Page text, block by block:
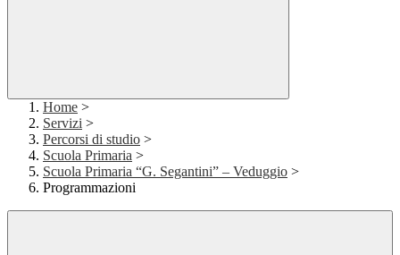
Home >
Servizi >
Percorsi di studio >
Scuola Primaria >
Scuola Primaria “G. Segantini” – Veduggio >
Programmazioni